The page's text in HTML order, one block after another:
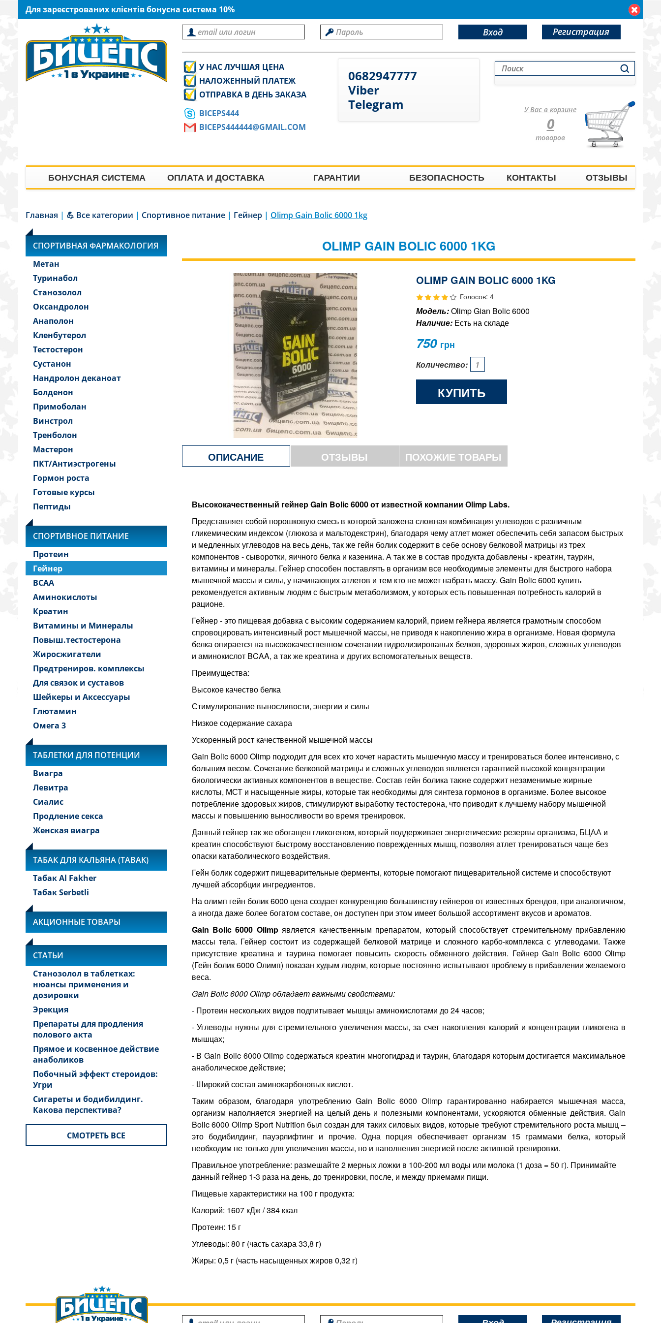
Для зареєстрованих клієнтів бонусна система 10%
Вход Регистрация
У НАС ЛУЧШАЯ ЦЕНА
НАЛОЖЕННЫЙ ПЛАТЕЖ
ОТПРАВКА В ДЕНЬ ЗАКАЗА
BICEPS444
BICEPS444444@GMAIL.COM
0682947777
Viber
Telegram
У Вас в корзине
0
товаров
БОНУСНАЯ СИСТЕМА ОПЛАТА И ДОСТАВКА ГАРАНТИИ БЕЗОПАСНОСТЬ КОНТАКТЫ ОТЗЫВЫ
Главная | 💪 Все категории | Спортивное питание | Гейнер | Olimp Gain Bolic 6000 1kg
СПОРТИВНАЯ ФАРМАКОЛОГИЯ
Метан
Туринабол
Станозолол
Оксандролон
Анаполон
Кленбутерол
Тестостерон
Сустанон
Нандролон деканоат
Болденон
Примоболан
Винстрол
Тренболон
Мастерон
ПКТ/Антиэстрогены
Гормон роста
Готовые курсы
Пептиды
СПОРТИВНОЕ ПИТАНИЕ
Протеин
Гейнер
BCAA
Аминокислоты
Креатин
Витамины и Минералы
Повыш.тестостерона
Жиросжигатели
Предтрениров. комплексы
Для связок и суставов
Шейкеры и Аксессуары
Глютамин
Омега 3
ТАБЛЕТКИ ДЛЯ ПОТЕНЦИИ
Виагра
Левитра
Сиалис
Продление секса
Женская виагра
ТАБАК ДЛЯ КАЛЬЯНА (TABAK)
Табак Al Fakher
Табак Serbetli
АКЦИОННЫЕ ТОВАРЫ
СТАТЬИ
Станозолол в таблетках:
нюансы применения и
дозировки
Эрекция
Препараты для продления
полового акта
Прямое и косвенное действие
анаболиков
Побочный эффект стероидов:
Угри
Сигареты и бодибилдинг.
Какова перспектива?
СМОТРЕТЬ ВСЕ
OLIMP GAIN BOLIC 6000 1KG
OLIMP GAIN BOLIC 6000 1KG
Голосов: 4
Модель:Olimp Gian Bolic 6000
Наличие:Есть на складе
750 грн
Количество:
КУПИТЬ
ОПИСАНИЕ ОТЗЫВЫ ПОХОЖИЕ ТОВАРЫ
Высококачественный гейнер Gain Bolic 6000 от известной компании Olimp Labs.
Представляет собой порошковую смесь в которой заложена сложная комбинация углеводов с различным
гликемическим индексом (глюкоза и мальтодекстрин), благодаря чему атлет может обеспечить себя запасом быстрых
и медленных углеводов на весь день, так же гейн болик содержит в себе основу белковой матрицы из трех
компонентов - сыворотки, яичного белка и казенина. А так же в состав продукта добавлены - креатин, таурин,
витамины и минералы. Гейнер способен поставлять в организм все необходимые элементы для быстрого набора
мышечной массы и силы, у начинающих атлетов и тем кто не может набрать массу. Gain Bolic 6000 купить
рекомендуется активным людям с быстрым метаболизмом, у которых есть повышенная потребность калорий в
рационе.
Гейнер - это пищевая добавка с высоким содержанием калорий, прием гейнера является грамотным способом
спровоцировать интенсивный рост мышечной массы, не приводя к накоплению жира в организме. Новая формула
белка опирается на высококачественном сочетании гидролизированых белков, здоровых жиров, сложных углеводов
и аминокислот BCAA, а так же креатина и других вспомогательных веществ.
Преимущества:
Высокое качество белка
Стимулирование выносливости, энергии и силы
Низкое содержание сахара
Ускоренный рост качественной мышечной массы
Gain Bolic 6000 Olimp подходит для всех кто хочет нарастить мышечную массу и тренироваться более интенсивно, с
большим весом. Сочетание белковой матрицы и сложных углеводов является гарантией высокой концентрации
биологически активных компонентов в веществе. Состав гейн болика также содержит незаменимые жирные
кислоты, МСТ и насыщенные жиры, которые так необходимы для синтеза гормонов в организме. Более высокое
потребление здоровых жиров, стимулируют выработку тестостерона, что приводит к лучшему набору мышечной
массы и повышению выносливости во время тренировок.
Данный гейнер так же обогащен гликогеном, который поддерживает энергетические резервы организма, БЦАА и
креатин способствуют быстрому восстановлению поврежденных мышц, позволяя атлет тренироваться чаще без
опаски катаболического воздействия.
Гейн болик содержит пищеварительные ферменты, которые помогают пищеварительной системе и способствуют
лучшей абсорбции ингредиентов.
На олимп гейн болик 6000 цена создает конкуренцию большинству гейнеров от известных брендов, при аналогичном,
а иногда даже более богатом составе, он доступен при этом имеет большой ассортимент вкусов и ароматов.
Gain Bolic 6000 Olimpявляется качественным препаратом, который способствует стремительному прибавлению
массы тела. Гейнер состоит из содержащей белковой матрице и сложного карбо-комплекса с углеводами. Также
присутствие креатина и таурина помогает повысить скорость обменного действия. Гейнер Gain Bolic 6000 Olimp
(Гейн болик 6000 Олимп) показан худым людям, которые постоянно испытывают проблему в прибавлении желаемого
веса.
Gain Bolic 6000 Olimp обладает важными свойствами:
- Протеин нескольких видов подпитывает мышцы аминокислотами до 24 часов;
- Углеводы нужны для стремительного увеличения массы, за счет накопления калорий и концентрации гликогена в
мышцах;
- В Gain Bolic 6000 Olimp содержаться креатин многогидрад и таурин, благодаря которым достигается максимальное
анаболическое действие;
- Широкий состав аминокарбоновых кислот.
Таким образом, благодаря употреблению Gain Bolic 6000 Olimp гарантированно набирается мышечная масса,
организм наполняется энергией на целый день и полезными компонентами, ускоряются обменные действия. Gain
Bolic 6000 Olimp Sport Nutrition был создан для таких силовых видов, которые требуют стремительного роста мышц –
это бодибилдинг, пауэрлифтинг и прочие. Одна порция обеспечивает организм 15 граммами белка, который
необходим не только для увеличения массы, но и наполнения энергией после активной тренировки.
Правильное употребление: размешайте 2 мерных ложки в 100-200 мл воды или молока (1 доза = 50 г). Принимайте
данный гейнер 1-3 раза на день, до тренировки, после, и между приемами пищи.
Пищевые характеристики на 100 г продукта:
Калорий: 1607 кДж / 384 ккал
Протеин: 15 г
Углеводы: 80 г (часть сахара 33,8 г)
Жиры: 0,5 г (часть насыщенных жиров 0,32 г)